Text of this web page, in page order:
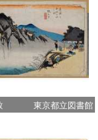
東京都立図書館